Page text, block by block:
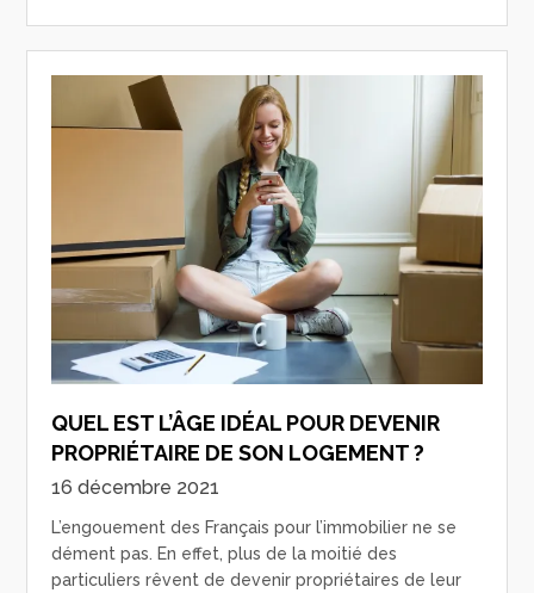
QUEL EST L’ÂGE IDÉAL POUR DEVENIR
PROPRIÉTAIRE DE SON LOGEMENT ?
16 décembre 2021
L’engouement des Français pour l’immobilier ne se
dément pas. En effet, plus de la moitié des
particuliers rêvent de devenir propriétaires de leur